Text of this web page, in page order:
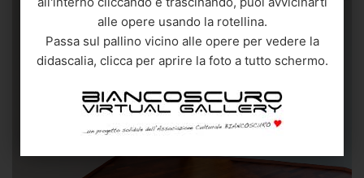
Cosimo Tiso
"Albero di ulivo"
100x100 cm.
Grifo"
100x100 cm.
alle opere usando la rotellina.
Passa sul pallino vicino alle opere per vedere la
didascalia, clicca per aprire la foto a tutto schermo.